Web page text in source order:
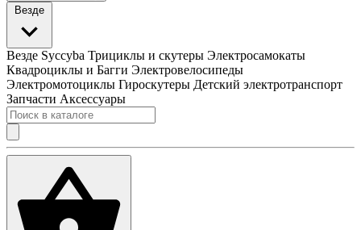
Везде
Везде Syccyba Трициклы и скутеры Электросамокаты
Квадроциклы и Багги Электровелосипеды
Электромотоциклы Гироскутеры Детский электротранспорт
Запчасти Аксессуары